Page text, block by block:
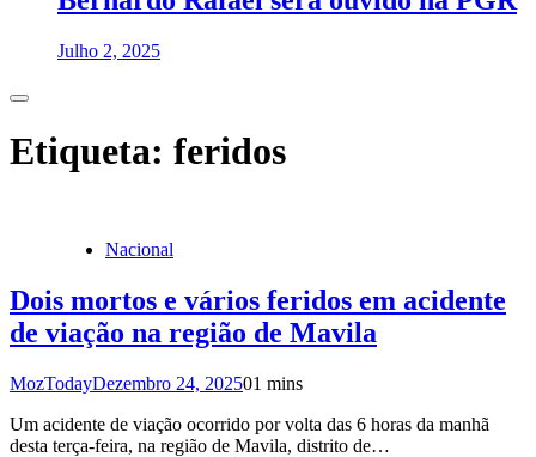
Julho 2, 2025
Etiqueta: feridos
Nacional
Dois mortos e vários feridos em acidente
de viação na região de Mavila
MozTodayDezembro 24, 202501 mins
Um acidente de viação ocorrido por volta das 6 horas da manhã
desta terça-feira, na região de Mavila, distrito de…